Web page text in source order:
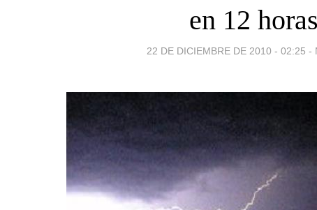
en 12 horas
22 DE DICIEMBRE DE 2010 - 02:25 -